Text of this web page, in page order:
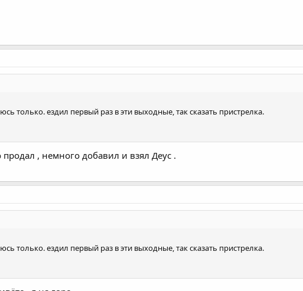
только. ездил первый раз в эти выходные, так сказать пристрелка.
, немного добавил и взял Деус .
только. ездил первый раз в эти выходные, так сказать пристрелка.